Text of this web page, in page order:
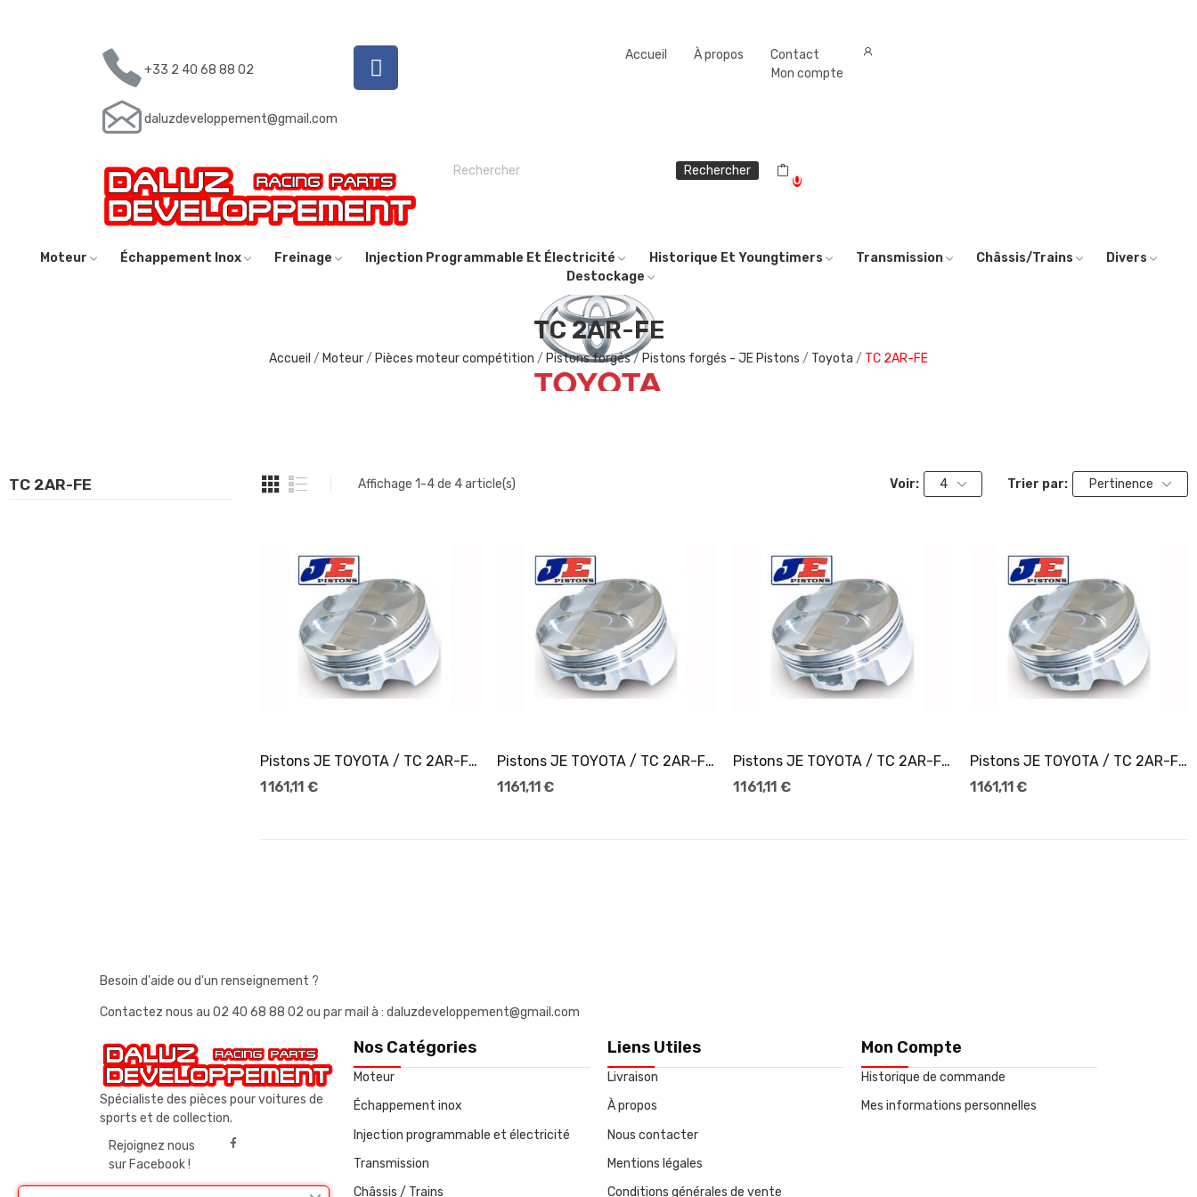
+33 2 40 68 88 02
daluzdeveloppement@gmail.com
Accueil À propos
Contact
Mon compte
Rechercher
0
Moteur Échappement Inox Freinage Injection Programmable Et Électricité Historique Et Youngtimers Transmission Châssis/Trains
Divers
Destockage
TC 2AR-FE
Accueil Moteur Pièces moteur compétition Pistons forgés Pistons forgés - JE Pistons Toyota TC 2AR-FE
TC 2AR-FE Affichage 1-4 de 4 article(s) Voir: 4 Trier par: Pertinence
Pistons JE TOYOTA / TC 2AR-FE Ø90
1 161,11 €
Pistons JE TOYOTA / TC 2AR-FE Ø90
1 161,11 €
Pistons JE TOYOTA / TC 2AR-FE Ø90,5
1 161,11 €
Pistons JE TOYOTA / TC 2AR-FE Ø90,5
1 161,11 €
Besoin d'aide ou d'un renseignement ?
Contactez nous au 02 40 68 88 02 ou par mail à : daluzdeveloppement@gmail.com
Spécialiste des pièces pour voitures de
sports et de collection.
Rejoignez nous
sur Facebook !
Nos Catégories
Moteur
Échappement inox
Injection programmable et électricité
Transmission
Châssis / Trains
Liens Utiles
Livraison
À propos
Nous contacter
Mentions légales
Conditions générales de vente
Mon Compte
Historique de commande
Mes informations personnelles